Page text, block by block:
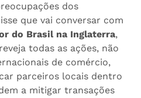
dos
que vai conversar com
do Brasil na Inglaterra,
todas as ações, não
de comércio,
parceiros locais dentro
a mitigar transações